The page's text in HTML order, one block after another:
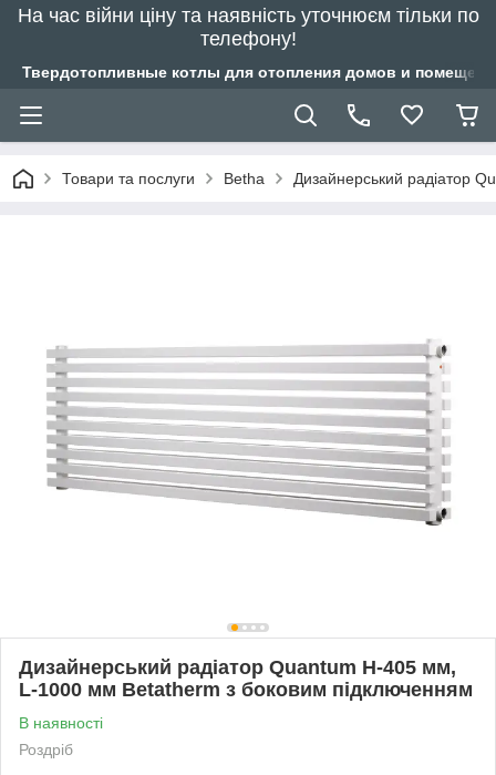
На час війни ціну та наявність уточнюєм тільки по
телефону!
Твердотопливные котлы для отопления домов и
Товари та послуги Betha Дизайнерський радіатор
Дизайнерський радіатор Quantum H-405 мм,
L-1000 мм Betatherm з боковим підключенням
В наявності
Роздріб